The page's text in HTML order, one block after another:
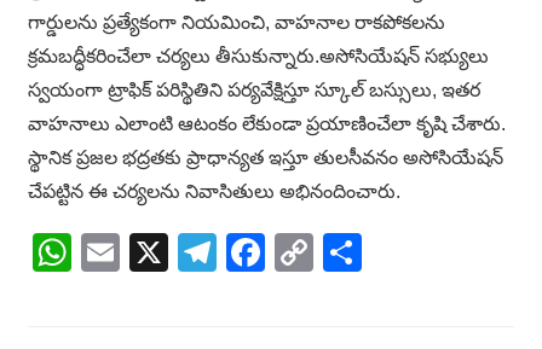
గార్డులను ప్రత్యేకంగా నియమించి, వాహనాల రాకపోకలను
క్రమబద్ధీకరించేలా చర్యలు తీసుకున్నారు.అసోసియేషన్ సభ్యులు
స్వయంగా ట్రాఫిక్ పరిస్థితిని పర్యవేక్షిస్తూ స్కూల్ బస్సులు, ఇతర
వాహనాలు ఎలాంటి ఆటంకం లేకుండా ప్రయాణించేలా కృషి చేశారు.
స్థానిక ప్రజల భద్రతకు ప్రాధాన్యత ఇస్తూ తులసీవనం అసోసియేషన్
చేపట్టిన ఈ చర్యలను నివాసితులు అభినందించారు.
WhatsApp
Email
X Telegram
Facebook
Copy